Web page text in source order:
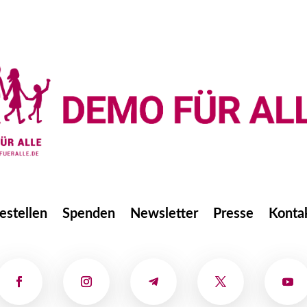
Spenden Newsletter Presse